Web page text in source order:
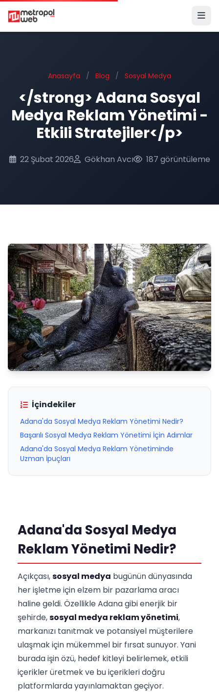
Ana içeriğe geç
Anasayfa / Blog / Sosyal Medya
</strong> Adana Sosyal
Medya Reklam Yönetimi -
Etkili Stratejiler</p>
22 Şubat 2026 Gökhan Avcı 187 görüntüleme
İçindekiler
Adana'da Sosyal Medya Reklam Yönetimi Nedir?
Başarılı Sosyal Medya Reklam Yönetimi İçin Adımlar
Adana'da Sosyal Medya Reklam Yönetiminde
Uzman İpuçları
Adana'da Sosyal Medya
Reklam Yönetimi Nedir?
Açıkçası,sosyal medya bugünün dünyasında
her işletme için elzem bir pazarlama aracı
haline geldi. Özellikle Adana gibi enerjik bir
şehirde,sosyal medya reklam yönetimi,
markanızı tanıtmak ve potansiyel müşterilere
ulaşmak için mükemmel bir fırsat sunuyor. Yani
burada işin özü, hedef kitleyi belirlemek, etkili
içerikler üretmek ve bu içerikleri doğru
platformlarda yayınlamaktan geçiyor.